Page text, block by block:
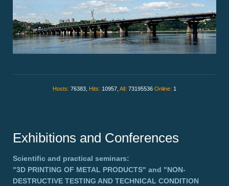
Hosts: 76383, Hits: 10957, All: 73195536 Online: 1
Exhibitions and Conferences
Scientific and practical seminars:
"3D PRINTING OF METAL PRODUCTS" and "NON-
DESTRUCTIVE TESTING AND TECHNICAL CONDITION